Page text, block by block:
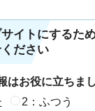
イトにするた
ださい
はお役に立ちま
2：ふつう